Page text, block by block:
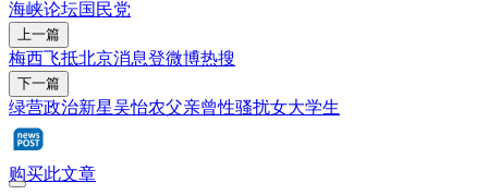
海峡论坛国民党
上一篇
梅西飞抵北京消息登微博热搜
下一篇
绿营政治新星吴怡农父亲曾性骚扰女大学生
购买此文章